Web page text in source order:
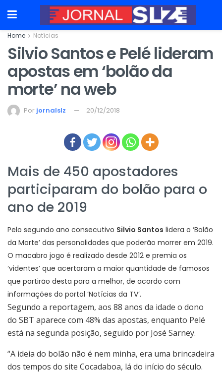
Home Notícias
Silvio Santos e Pelé lideram
apostas em ‘bolão da
morte’ na web
Por jornalslz 20/12/2018
Mais de 450 apostadores
participaram do bolão para o
ano de 2019
Pelo segundo ano consecutivo Silvio Santos lidera o ‘Bolão
da Morte’ das personalidades que poderão morrer em 2019.
O macabro jogo é realizado desde 2012 e premia os
‘videntes’ que acertaram a maior quantidade de famosos
que partirão desta para a melhor, de acordo com
informações do portal ‘Notícias da TV’.
Segundo a reportagem, aos 88 anos da idade o dono
do SBT aparece com 48% das apostas, enquanto Pelé
está na segunda posição, seguido por José Sarney.
“A ideia do bolão não é nem minha, era uma brincadeira
dos tempos do site Cocadaboa, lá do início do século.